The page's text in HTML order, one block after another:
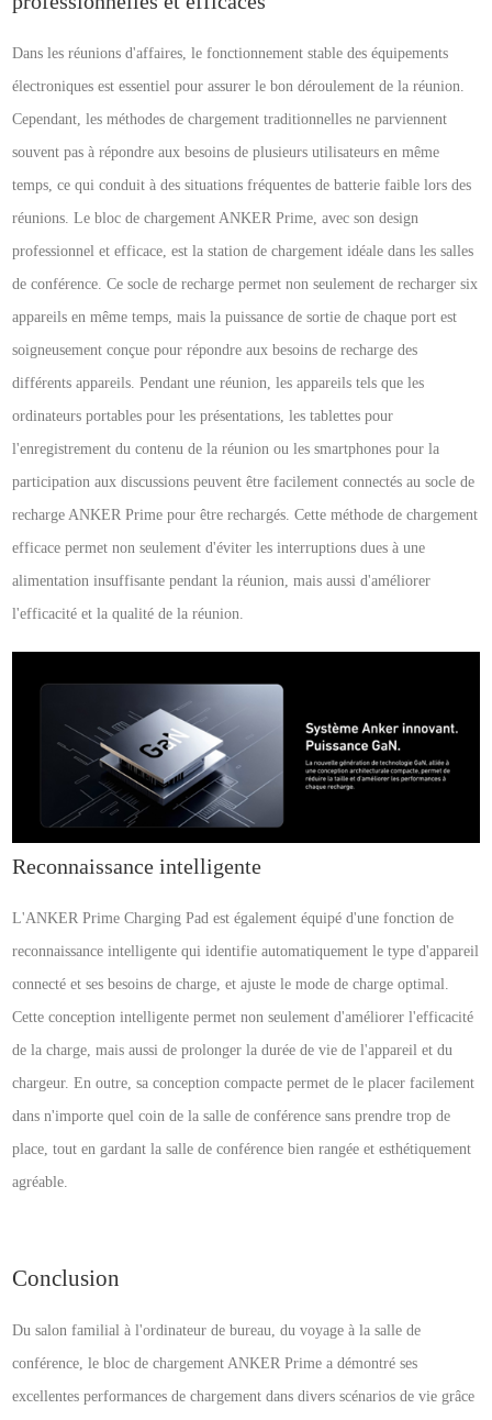
Dans les réunions d'affaires, le fonctionnement stable des équipements
électroniques est essentiel pour assurer le bon déroulement de la réunion.
Cependant, les méthodes de chargement traditionnelles ne parviennent
souvent pas à répondre aux besoins de plusieurs utilisateurs en même
temps, ce qui conduit à des situations fréquentes de batterie faible lors des
réunions. Le bloc de chargement ANKER Prime, avec son design
professionnel et efficace, est la station de chargement idéale dans les salles
de conférence. Ce socle de recharge permet non seulement de recharger six
appareils en même temps, mais la puissance de sortie de chaque port est
soigneusement conçue pour répondre aux besoins de recharge des
différents appareils. Pendant une réunion, les appareils tels que les
ordinateurs portables pour les présentations, les tablettes pour
l'enregistrement du contenu de la réunion ou les smartphones pour la
participation aux discussions peuvent être facilement connectés au socle de
recharge ANKER Prime pour être rechargés. Cette méthode de chargement
efficace permet non seulement d'éviter les interruptions dues à une
alimentation insuffisante pendant la réunion, mais aussi d'améliorer
l'efficacité et la qualité de la réunion.
Reconnaissance intelligente
L'ANKER Prime Charging Pad est également équipé d'une fonction de
reconnaissance intelligente qui identifie automatiquement le type d'appareil
connecté et ses besoins de charge, et ajuste le mode de charge optimal.
Cette conception intelligente permet non seulement d'améliorer l'efficacité
de la charge, mais aussi de prolonger la durée de vie de l'appareil et du
chargeur. En outre, sa conception compacte permet de le placer facilement
dans n'importe quel coin de la salle de conférence sans prendre trop de
place, tout en gardant la salle de conférence bien rangée et esthétiquement
agréable.
Conclusion
Du salon familial à l'ordinateur de bureau, du voyage à la salle de
conférence, le bloc de chargement ANKER Prime a démontré ses
excellentes performances de chargement dans divers scénarios de vie grâce